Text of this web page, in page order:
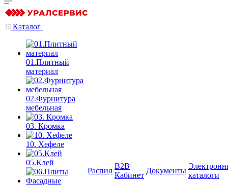
Каталог
01.Плитный
материал
02.Фурнитура
мебельная
03. Кромка
10. Хефеле
05.Клей
Распил
B2B
Кабинет
Документы
каталоги